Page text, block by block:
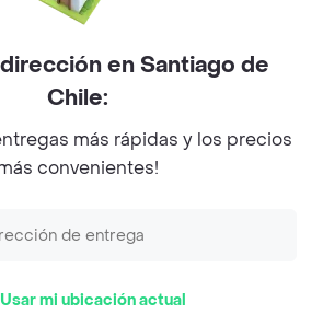
PROMOCIONES que tenemos
Rappi Inc. All rights reserved.
en Santiago de
Chile:
más rápidas y los precios
convenientes!
Usar mi ubicación actual